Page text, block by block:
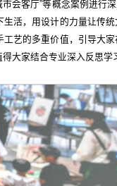
市会客厅”等概念案例进
生活，用设计的力量让传
⼯艺的多重价值，引导大
大家结合专业深入反思学